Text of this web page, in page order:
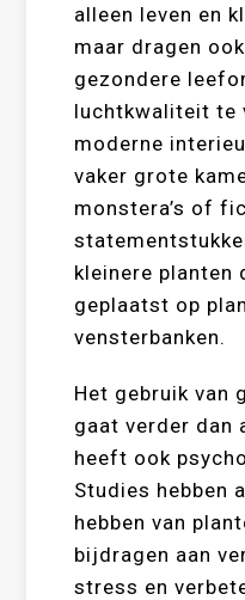
alleen leven en
maar dragen
gezondere
luchtkwaliteit te
moderne
vaker grote
monstera’s of
kleinere
geplaatst op
vensterbanken.
Het gebruik van
gaat verder dan
heeft ook
Studies hebben
hebben van
bijdragen aan
stress en